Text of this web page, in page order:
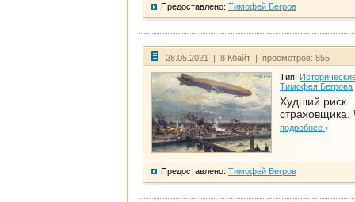
Предоставлено: Тимофей Бегров
28.05.2021 | 8 Кбайт | просмотров: 855
Тип:
Тимофея Бегрова
Худший риск
страховщика.
подробнее
Предоставлено: Тимофей Бегров